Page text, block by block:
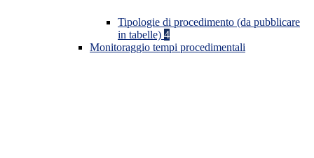
Tipologie di procedimento (da pubblicare
in tabelle) 4
Monitoraggio tempi procedimentali